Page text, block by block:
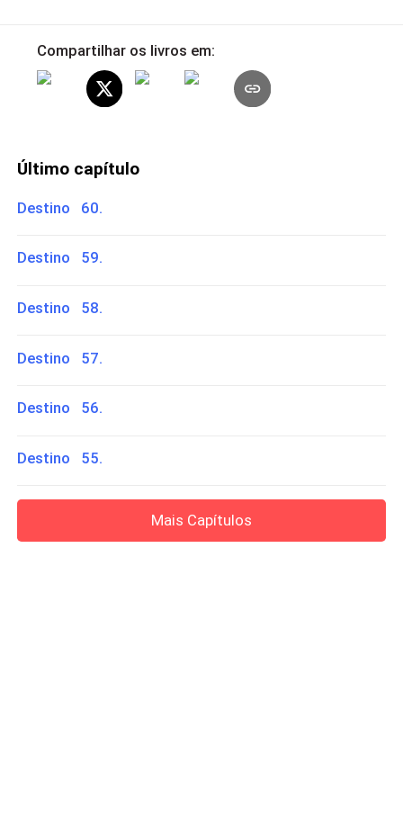
Compartilhar os livros em:
Último capítulo
Destino 60.
Destino 59.
Destino 58.
Destino 57.
Destino 56.
Destino 55.
Mais Capítulos